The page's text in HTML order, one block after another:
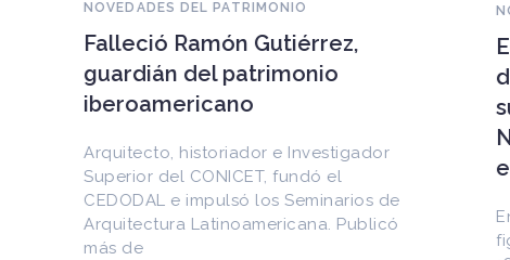
NOVEDADES DEL PATRIMONIO
EEUU devuelve a Cuba
documentos históricos
sustraídos del Archivo
en internet
Entre los materiales recuperados
figuran la Constitución de la Yaya de